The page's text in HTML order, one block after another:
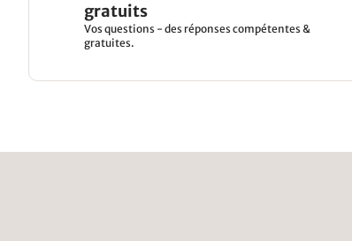
gratuits
Vos questions - des réponses compétentes &
gratuites.